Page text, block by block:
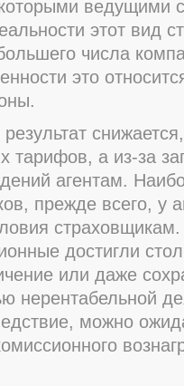
ведущими
этот вид
числа
это
тарифов, а из-за
агентам.
прежде всего, у
достигли
или даже
нерентабельной
можно